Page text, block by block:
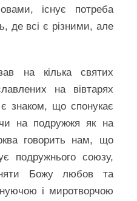
існує потреба
де всі є різними, але
на кілька святих
на вівтарях
знаком, що спонукає
на подружжя як на
говорить нам, що
подружнього союзу,
Божу любов та
і миротворчою